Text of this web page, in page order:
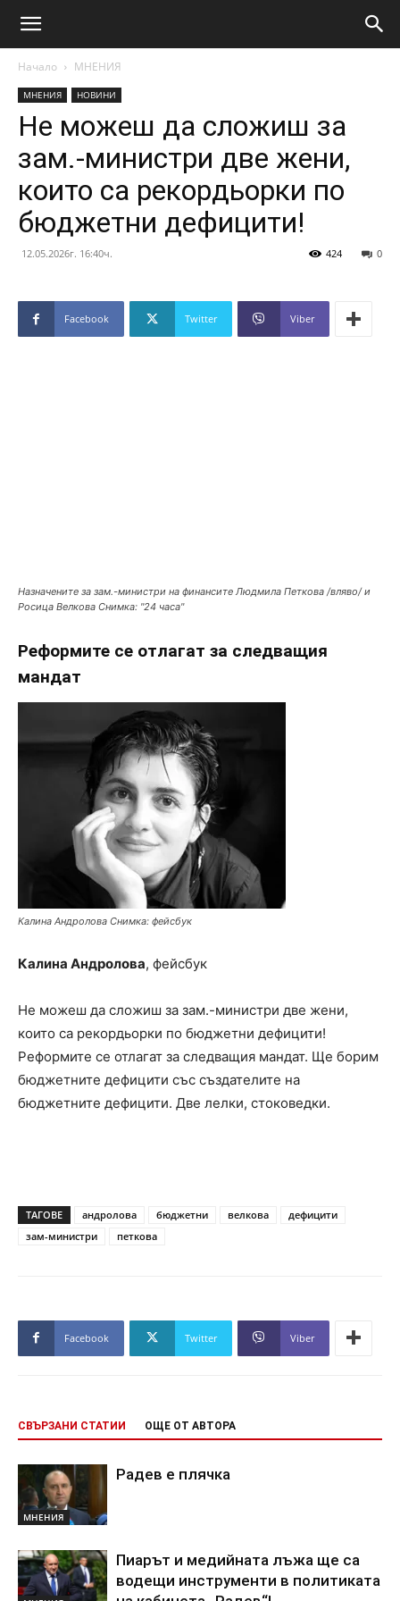
Начало МНЕНИЯ
МНЕНИЯ НОВИНИ
Не можеш да сложиш за
зам.-министри две жени,
които са рекордьорки по
бюджетни дефицити!
12.05.2026г. 16:40ч. 0
424
Facebook Twitter Viber
Назначените за зам.-министри на финансите Людмила Петкова /вляво/ и
Росица Велкова Снимка: "24 часа"
Реформите се отлагат за следващия
мандат
Калина Андролова Снимка: фейсбук
Калина Андролова, фейсбук
Не можеш да сложиш за зам.-министри две жени,
които са рекордьорки по бюджетни дефицити!
Реформите се отлагат за следващия мандат. Ще борим
бюджетните дефицити със създателите на
бюджетните дефицити. Две лелки, стоковедки.
ТАГОВЕ андролова бюджетни велкова
дефицити
зам-министри
петкова
Facebook Twitter Viber
СВЪРЗАНИ СТАТИИ ОЩЕ ОТ АВТОРА
МНЕНИЯ
Радев е плячка
Пиарът и медийната лъжа ще са
водещи инструменти в политиката